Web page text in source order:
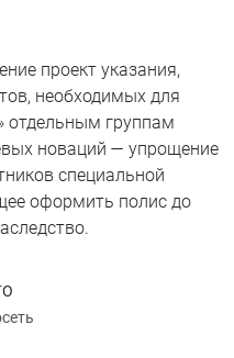
проект указания,
необходимых для
отдельным группам
новаций — упрощение
специальной
оформить полис до